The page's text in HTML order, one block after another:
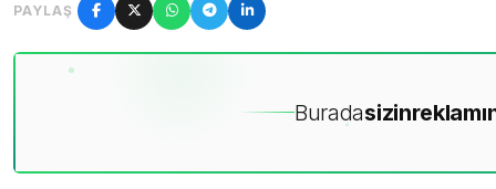
PAYLAŞ
Buradasizin